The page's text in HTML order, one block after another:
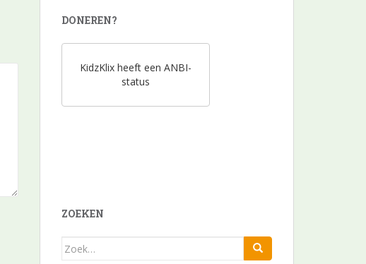
DONEREN?
KidzKlix heeft een ANBI-
status
ZOEKEN
Zoek